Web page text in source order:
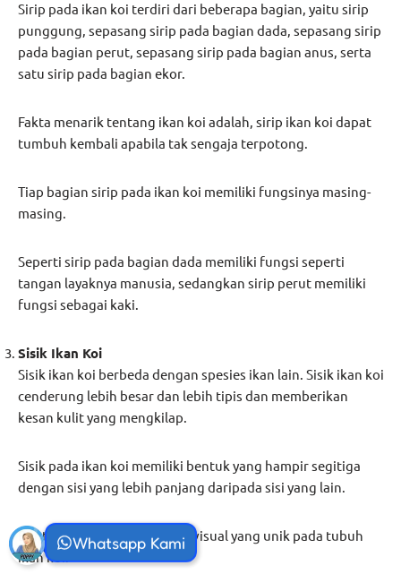
Sirip pada ikan koi terdiri dari beberapa bagian, yaitu sirip
punggung, sepasang sirip pada bagian dada, sepasang sirip
pada bagian perut, sepasang sirip pada bagian anus, serta
satu sirip pada bagian ekor.
Fakta menarik tentang ikan koi adalah, sirip ikan koi dapat
tumbuh kembali apabila tak sengaja terpotong.
Tiap bagian sirip pada ikan koi memiliki fungsinya masing-
masing.
Seperti sirip pada bagian dada memiliki fungsi seperti
tangan layaknya manusia, sedangkan sirip perut memiliki
fungsi sebagai kaki.
Sisik Ikan Koi
Sisik ikan koi berbeda dengan spesies ikan lain. Sisik ikan koi
cenderung lebih besar dan lebih tipis dan memberikan
kesan kulit yang mengkilap.
Sisik pada ikan koi memiliki bentuk yang hampir segitiga
dengan sisi yang lebih panjang daripada sisi yang lain.
Bentuk ini memberikan efek visual yang unik pada tubuh
ikan koi.
Whatsapp Kami